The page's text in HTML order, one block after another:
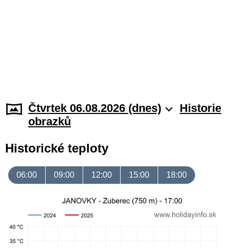
Čtvrtek 06.08.2026 (dnes)
Historie
obrazků
Historické teploty
06:00 09:00 12:00 15:00 18:00